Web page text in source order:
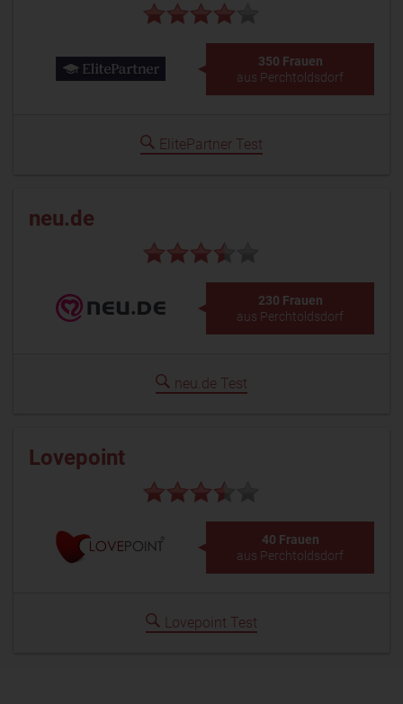
350 Frauen
aus Perchtoldsdorf
ElitePartner Test
neu.de
230 Frauen
aus Perchtoldsdorf
neu.de Test
Lovepoint
40 Frauen
aus Perchtoldsdorf
Lovepoint Test